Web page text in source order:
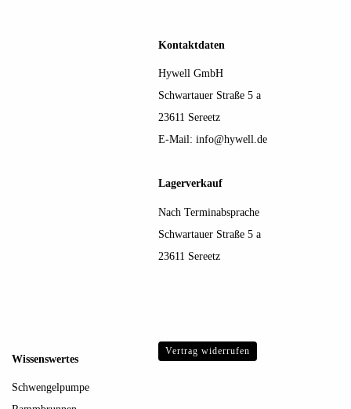
Kontaktdaten
Hywell GmbH
Schwartauer Straße 5 a
23611 Sereetz
E-Mail: info@hywell.de
Lagerverkauf
Nach Terminabsprache
Schwartauer Straße 5 a
23611 Sereetz
Wissenswertes
Schwengelpumpe
Vertrag widerrufen